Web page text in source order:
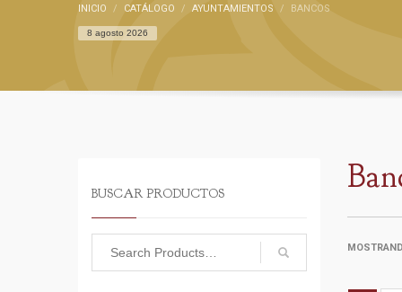
INICIO CATÁLOGO AYUNTAMIENTOS BANCOS
8 agosto 2026
BUSCAR PRODUCTOS